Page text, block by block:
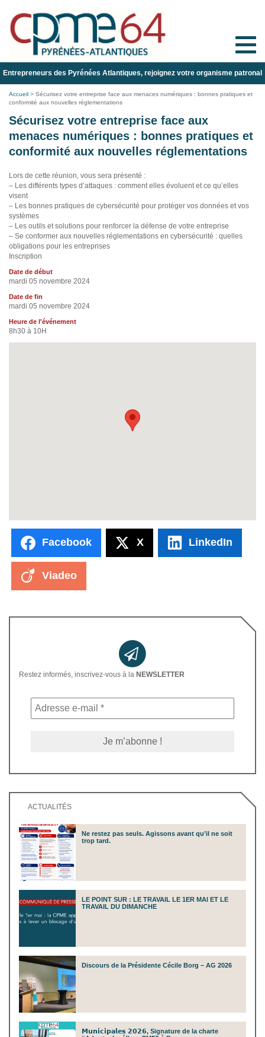
Toggle
Entrepreneurs des Pyrénées Atlantiques, rejoignez votre organisme patronal
Accueil > Sécurisez votre entreprise face aux menaces numériques : bonnes pratiques et
conformité aux nouvelles réglementations
Sécurisez votre entreprise face aux
menaces numériques : bonnes pratiques et
conformité aux nouvelles réglementations
Lors de cette réunion, vous sera présenté :
– Les différents types d’attaques : comment elles évoluent et ce qu’elles
visent
– Les bonnes pratiques de cybersécurité pour protéger vos données et vos
systèmes
– Les outils et solutions pour renforcer la défense de votre entreprise
– Se conformer aux nouvelles réglementations en cybersécurité : quelles
obligations pour les entreprises
Inscription
Date de début
mardi 05 novembre 2024
Date de fin
mardi 05 novembre 2024
Heure de l'événement
8h30 à 10H
Facebook X LinkedIn
Viadeo
Restez informés, inscrivez-vous à la NEWSLETTER
ACTUALITÉS
Ne restez pas seuls. Agissons avant qu’il ne soit
trop tard.
LE POINT SUR : LE TRAVAIL LE 1ER MAI ET LE
TRAVAIL DU DIMANCHE
Discours de la Présidente Cécile Borg – AG 2026
𝗠𝘂𝗻𝗶𝗰𝗶𝗽𝗮𝗹𝗲𝘀 𝟮𝟬𝟮𝟲, Signature de la charte